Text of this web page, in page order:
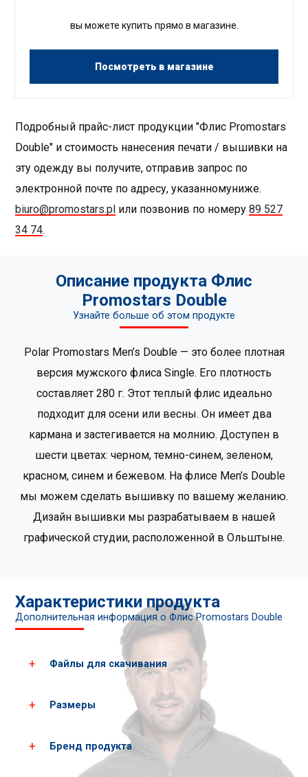
вы можете купить прямо в магазине.
Посмотреть в магазине
Подробный прайс-лист продукции "Флис Promostars
Double" и стоимость нанесения печати / вышивки на
эту одежду вы получите, отправив запрос по
электронной почте по адресу, указанномуниже.
biuro@promostars.pl или позвонив по номеру89 527
34 74.
Описание продукта Флис
Promostars Double
Узнайте больше об этом продукте
Polar Promostars Men’s Double — это более плотная
версия мужского флиса Single. Его плотность
составляет 280 г. Этот теплый флис идеально
подходит для осени или весны. Он имеет два
кармана и застегивается на молнию. Доступен в
шести цветах: черном, темно-синем, зеленом,
красном, синем и бежевом. На флисе Men’s Double
мы можем сделать вышивку по вашему желанию.
Дизайн вышивки мы разрабатываем в нашей
графической студии, расположенной в Ольштыне.
Характеристики продукта
Дополнительная информация о Флис Promostars Double
Файлы для скачивания
Загрузить все фотографии продукта
Скачать PDF-карты
Размеры
размеры*
Бренд продукта